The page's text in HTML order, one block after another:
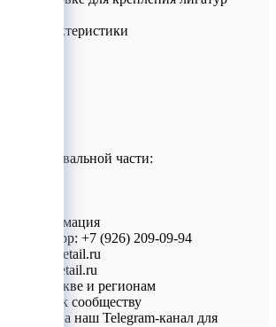
характеристики
части:
информация
WhatsApp: +7 (926) 209-09-94
info@titanretail.ru
по Москве и регионам
к сообществу
на наш Telegram-канал для